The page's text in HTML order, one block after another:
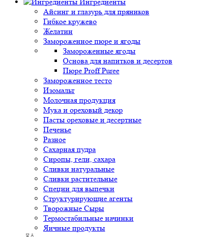
Айсинг и глазурь для пряников
Гибкое кружево
Желатин
Замороженное пюре и ягоды
Замороженные ягоды
Основа для напитков и десертов
Пюре Proff Puree
Замороженное тесто
Изомальт
Молочная продукция
Мука и ореховый декор
Пасты ореховые и десертные
Печенье
Разное
Сахарная пудра
Сиропы, гели, сахара
Сливки натуральные
Сливки растительные
Специи для выпечки
Структурирующие агенты
Творожные Сыры
Термостабильные начинки
Яичные продукты